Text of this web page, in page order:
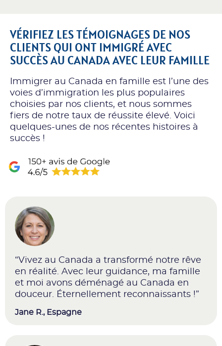
VÉRIFIEZ LES TÉMOIGNAGES DE NOS
CLIENTS QUI ONT IMMIGRÉ AVEC
SUCCÈS AU CANADA AVEC LEUR FAMILLE
Immigrer au Canada en famille est l’une des
voies d’immigration les plus populaires
choisies par nos clients, et nous sommes
fiers de notre taux de réussite élevé. Voici
quelques-unes de nos récentes histoires à
succès !
“Vivez au Canada a transformé notre rêve
en réalité. Avec leur guidance, ma famille
et moi avons déménagé au Canada en
douceur. Éternellement reconnaissants !”
Jane R., Espagne